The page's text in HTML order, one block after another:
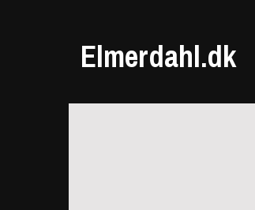
Elmerdahl.dk